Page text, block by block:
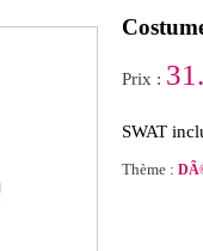
Prix :
SWAT
Thème :